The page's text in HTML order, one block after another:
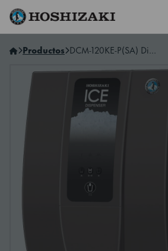
Hoshizaki Spain
Productos DCM-120KE-P(SA) Dispensador De Cubiletes De Hielo/Agua